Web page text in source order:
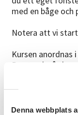
Denna webbplats
med en båge och
Notera att vi
Kursen anordnas
Byggnadsvård.
Kursledare